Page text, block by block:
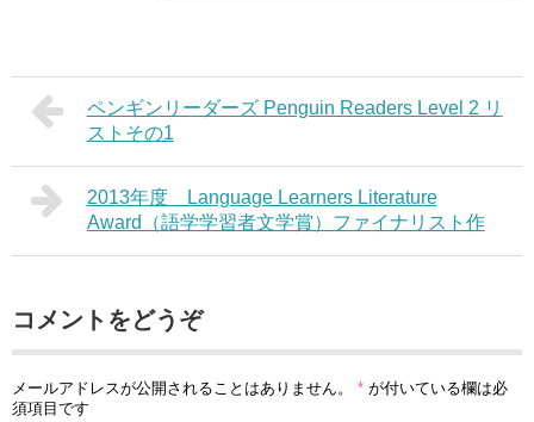
ペンギンリーダーズ Penguin Readers Level 2 リ
ストその1
2013年度 Language Learners Literature
Award（語学学習者文学賞）ファイナリスト作
コメントをどうぞ
メールアドレスが公開されることはありません。 * が付いている欄は必
須項目です